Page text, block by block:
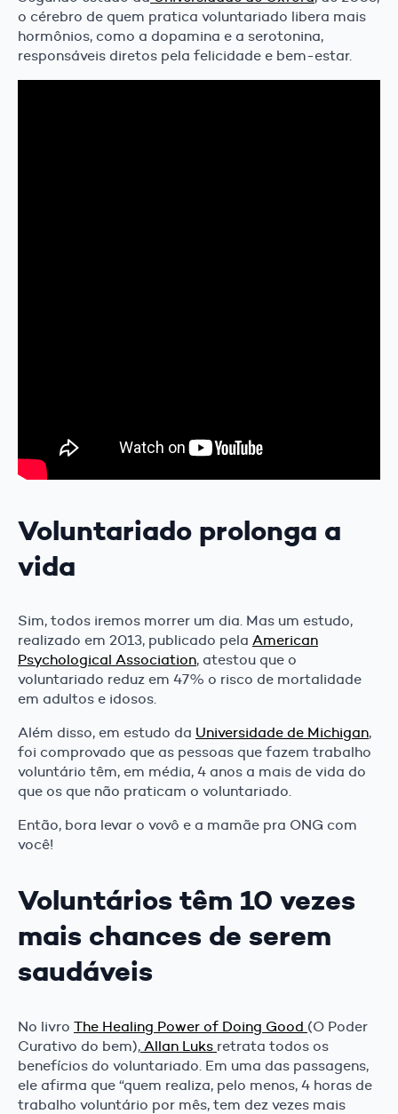
o cérebro de quem pratica voluntariado libera mais
hormônios, como a dopamina e a serotonina,
responsáveis diretos pela felicidade e bem-estar.
Voluntariado prolonga a
vida
Sim, todos iremos morrer um dia. Mas um estudo,
realizado em 2013, publicado pela American
Psychological Association, atestou que o
voluntariado reduz em 47% o risco de mortalidade
em adultos e idosos.
Além disso, em estudo da Universidade de Michigan,
foi comprovado que as pessoas que fazem trabalho
voluntário têm, em média, 4 anos a mais de vida do
que os que não praticam o voluntariado.
Então, bora levar o vovô e a mamãe pra ONG com
você!
Voluntários têm 10 vezes
mais chances de serem
saudáveis
No livro The Healing Power of Doing Good (O Poder
Curativo do bem), Allan Luks retrata todos os
benefícios do voluntariado. Em uma das passagens,
ele afirma que “quem realiza, pelo menos, 4 horas de
trabalho voluntário por mês, tem dez vezes mais